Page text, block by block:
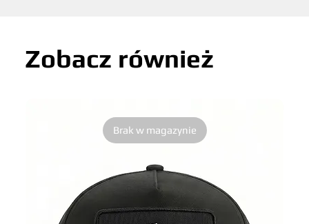
Zobacz również
Brak w magazynie